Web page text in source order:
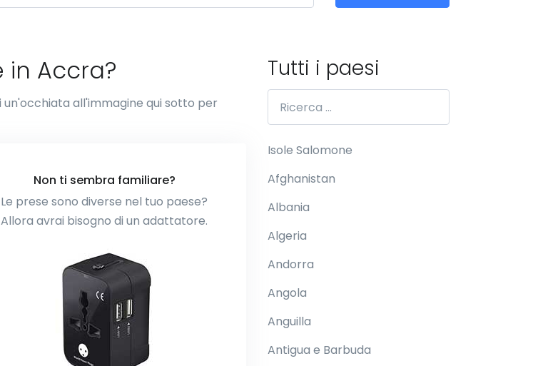
Accra?
un'occhiata all'immagine qui sotto per
Non ti sembra familiare?
Le prese sono diverse nel tuo paese?
Allora avrai bisogno di un adattatore.
Tutti i paesi
Isole Salomone
Afghanistan
Albania
Algeria
Andorra
Angola
Anguilla
Antigua e Barbuda